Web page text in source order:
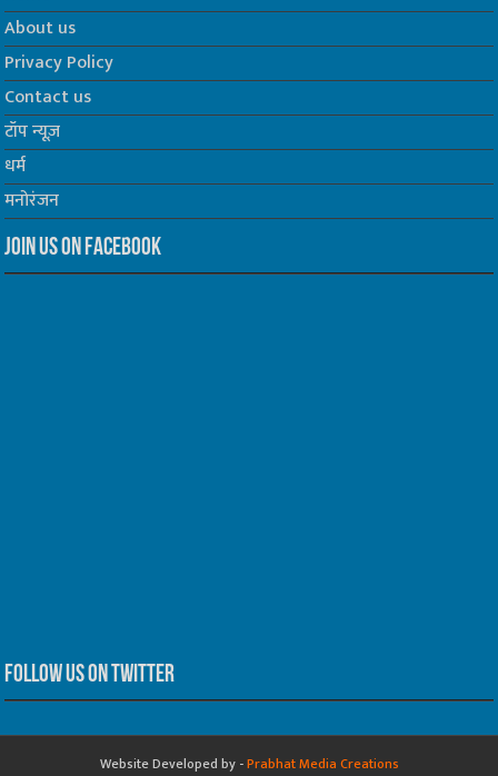
About us
Privacy Policy
Contact us
टॉप न्यूज़
धर्म
मनोरंजन
Join us on Facebook
Follow us on Twitter
Website Developed by -Prabhat Media Creations